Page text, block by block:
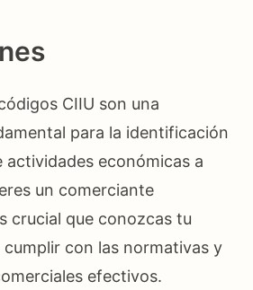
CIIU son una
para la identificación
actividades económicas a
un comerciante
crucial que conozcas tu
cumplir con las normativas y
efectivos.